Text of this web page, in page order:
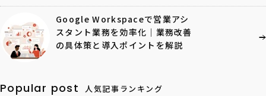
Google Workspaceで営業アシ
スタント業務を効率化｜業務改善
の具体策と導入ポイントを解説
Popular post 人気記事ランキング